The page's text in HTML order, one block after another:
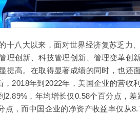
十八大以来，面对世界经济复苏乏力
理创新、科技管理创新、管理变革创
提高。在取得显著成绩的同时，也还
2018年到2022年，美国企业的营收
2.89%，年均增长仅0.58个百分点，
点，而中国企业的净资产收益率仅从